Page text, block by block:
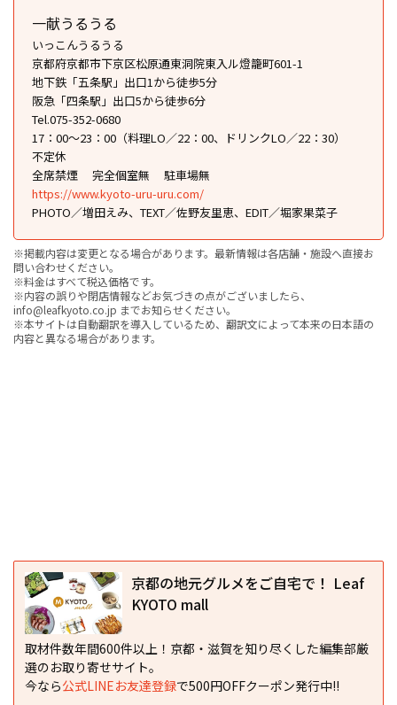
一献うるうる
いっこんうるうる
京都府京都市下京区松原通東洞院東入ル燈籠町601-1
地下鉄「五条駅」出口1から徒歩5分
阪急「四条駅」出口5から徒歩6分
Tel.075-352-0680
17：00～23：00（料理LO／22：00、ドリンクLO／22：30）
不定休
全席禁煙
完全個室無
駐車場無
https://www.kyoto-uru-uru.com/
PHOTO／増田えみ、TEXT／佐野友里恵、EDIT／堀家果菜子
※掲載内容は変更となる場合があります。最新情報は各店舗・施設へ直接お
問い合わせください。
※料金はすべて税込価格です。
※内容の誤りや閉店情報などお気づきの点がございましたら、
info@leafkyoto.co.jp までお知らせください。
※本サイトは自動翻訳を導入しているため、翻訳文によって本来の日本語の
内容と異なる場合があります。
京都の地元グルメをご自宅で！ Leaf
KYOTO mall
取材件数年間600件以上！京都・滋賀を知り尽くした編集部厳
選のお取り寄せサイト。
今なら公式LINEお友達登録で500円OFFクーポン発行中!!